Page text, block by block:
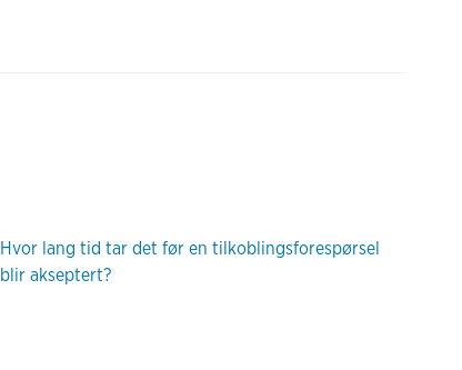
Hvor lang tid tar det før en tilkoblingsforespørsel
blir akseptert?